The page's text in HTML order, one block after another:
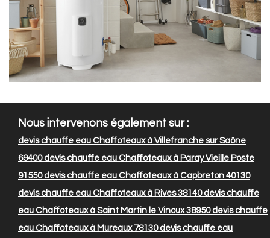
Nous intervenons également sur :
devis chauffe eau Chaffoteaux à Villefranche sur Saône
69400devis chauffe eau Chaffoteaux à Paray Vieille Poste
91550devis chauffe eau Chaffoteaux à Capbreton 40130
devis chauffe eau Chaffoteaux à Rives 38140devis chauffe
eau Chaffoteaux à Saint Martin le Vinoux 38950devis chauffe
eau Chaffoteaux à Mureaux 78130devis chauffe eau